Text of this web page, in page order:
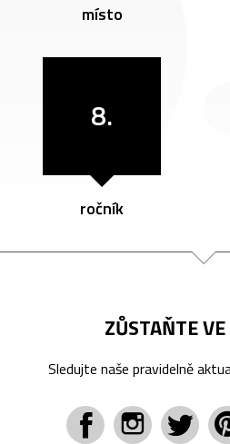
místo
8.
ročník
ZŮSTAŇTE
Sledujte naše pravidelně